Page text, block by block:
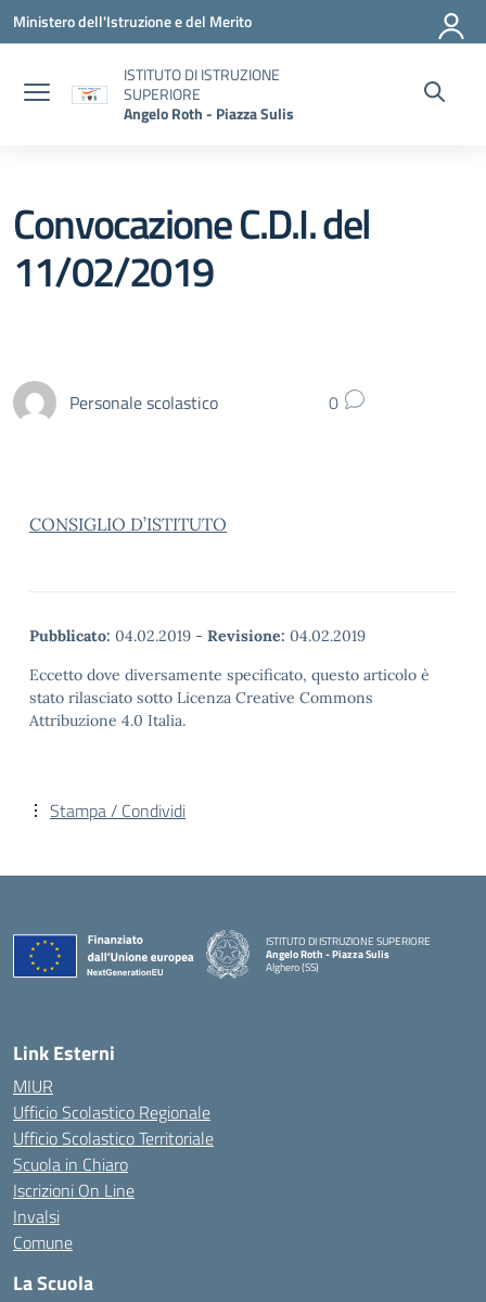
Vai ai contenuti
Vai al menu di navigazione
Vai al footer
Ministero dell'Istruzione e del Merito
ISTITUTO DI ISTRUZIONE
SUPERIORE
Angelo Roth - Piazza Sulis
Convocazione C.D.I. del
11/02/2019
Personale scolastico 0
CONSIGLIO D’ISTITUTO
Pubblicato: 04.02.2019 - Revisione: 04.02.2019
Eccetto dove diversamente specificato, questo articolo è
stato rilasciato sotto Licenza Creative Commons
Attribuzione 4.0 Italia.
Stampa / Condividi
ISTITUTO DI ISTRUZIONE SUPERIORE
Angelo Roth - Piazza Sulis
Alghero (SS)
— Visita la pagina iniziale della scuola
Link Esterni
MIUR
Ufficio Scolastico Regionale
Ufficio Scolastico Territoriale
Scuola in Chiaro
Iscrizioni On Line
Invalsi
Comune
La Scuola